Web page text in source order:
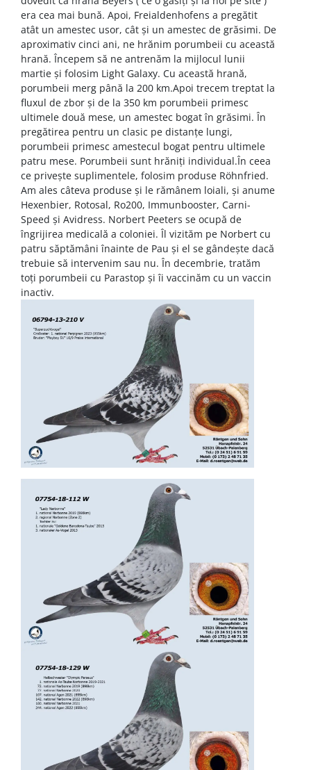
era cea mai bună. Apoi, Freialdenhofens a pregătit
atât un amestec usor, cât și un amestec de grăsimi. De
aproximativ cinci ani, ne hrănim porumbeii cu această
hrană. Începem să ne antrenăm la mijlocul lunii
martie și folosim Light Galaxy. Cu această hrană,
porumbeii merg până la 200 km.Apoi trecem treptat la
fluxul de zbor și de la 350 km porumbeii primesc
ultimele două mese, un amestec bogat în grăsimi. În
pregătirea pentru un clasic pe distanțe lungi,
porumbeii primesc amestecul bogat pentru ultimele
patru mese. Porumbeii sunt hrăniți individual.În ceea
ce privește suplimentele, folosim produse Röhnfried.
Am ales câteva produse și le rămânem loiali, și anume
Hexenbier, Rotosal, Ro200, Immunbooster, Carni-
Speed și Avidress. Norbert Peeters se ocupă de
îngrijirea medicală a coloniei. Îl vizităm pe Norbert cu
patru săptămâni înainte de Pau şi el se gândeşte dacă
trebuie să intervenim sau nu. În decembrie, tratăm
toți porumbeii cu Parastop și îi vaccinăm cu un vaccin
inactiv.